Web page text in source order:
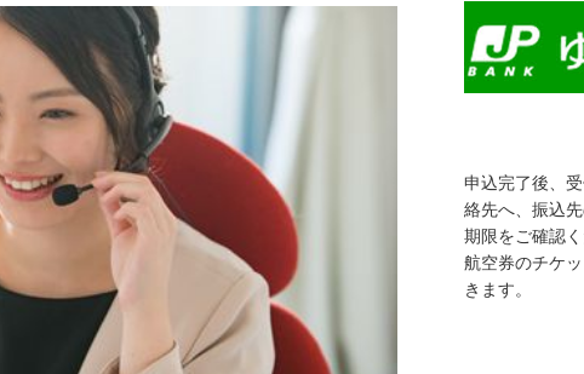
申込完了後、
絡先へ、振込
期限をご確認
航空券のチケ
きます。